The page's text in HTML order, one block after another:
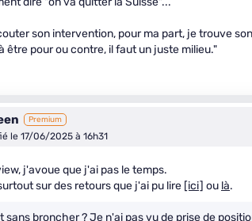
son intervention, pour ma part, je trouve
être pour ou contre, il faut un juste milieu."
Premium
le 17/06/2025 à 16h31
j'avoue que j'ai pas le temps.
sur des retours que j'ai pu lire [ici] ou là.
sans broncher ? Je n'ai pas vu de prise de